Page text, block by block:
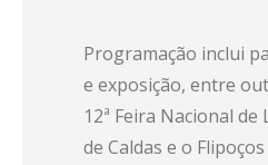
Programação inclui
e exposição, entre
12ª Feira Nacional de
de Caldas e o